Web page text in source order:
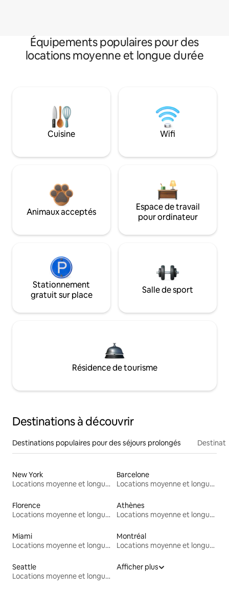
Équipements populaires pour des
locations moyenne et longue durée
Cuisine Wifi
Animaux acceptés
Espace de travail
pour ordinateur
Stationnement
gratuit sur place
Salle de sport
Résidence de tourisme
Destinations à découvrir
Destinations populaires pour des séjours prolongés
New York
Locations moyenne et longue durée
Barcelone
Locations moyenne et longue durée
Florence
Locations moyenne et longue durée
Athènes
Locations moyenne et longue durée
Miami
Locations moyenne et longue durée
Montréal
Locations moyenne et longue durée
Seattle
Locations moyenne et longue durée
Afficher plus